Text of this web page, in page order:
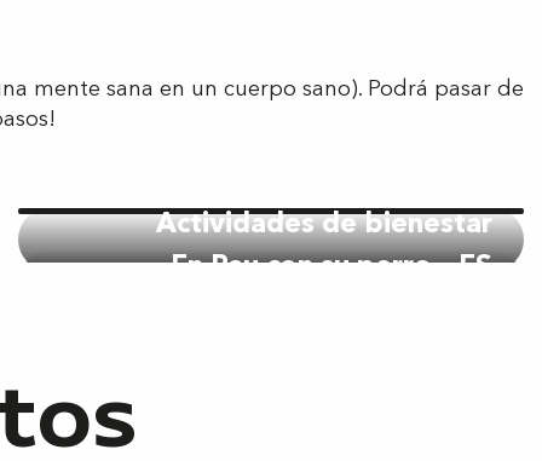
mente sana en un cuerpo sano). Podrá pasar de
Actividades de bienestar
En Pau con su perro – ES